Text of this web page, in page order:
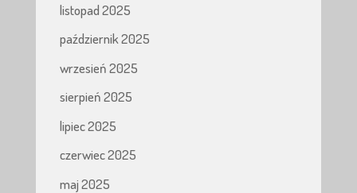
listopad 2025
październik 2025
wrzesień 2025
sierpień 2025
lipiec 2025
czerwiec 2025
maj 2025